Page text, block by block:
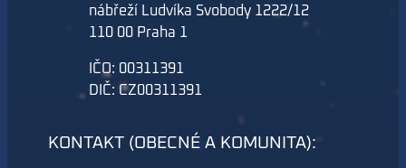
nábřeží Ludvíka Svobody 1222/12
110 00 Praha 1
IČO: 00311391
DIČ: CZ00311391
KONTAKT (OBECNÉ A KOMUNITA):